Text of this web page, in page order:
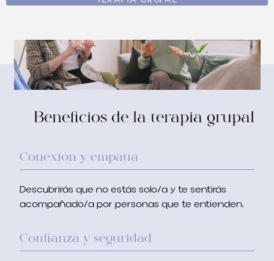
Beneficios de la terapia grupal
Conexión y empatía
Descubrirás que no estás solo/a y te sentirás
acompañado/a por personas que te entienden.
Confianza y seguridad